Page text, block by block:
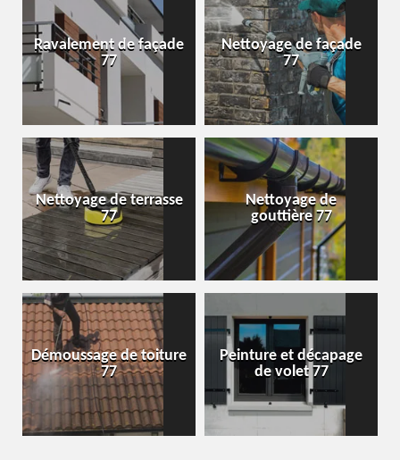
Ravalement de façade
77
Nettoyage de façade
77
Nettoyage de terrasse
77
Nettoyage de
gouttière 77
Démoussage de toiture
77
Peinture et décapage
de volet 77